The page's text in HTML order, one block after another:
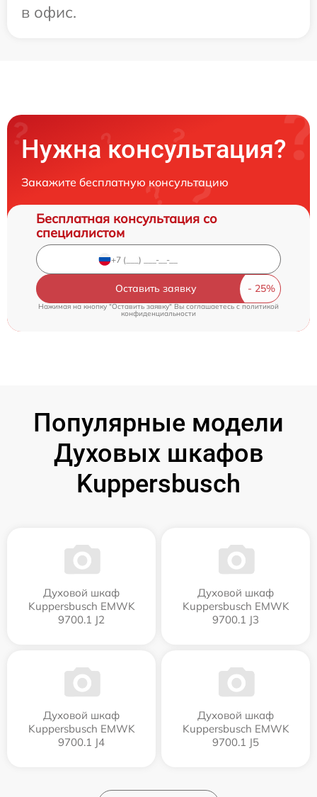
в офис.
Нужна консультация?
Закажите бесплатную консультацию
Бесплатная консультация со
специалистом
Оставить заявку
Нажимая на кнопку "Оставить заявку" Вы соглашаетесь c политикой
конфиденциальности
Популярные модели
Духовых шкафов
Kuppersbusch
Духовой шкаф
Kuppersbusch EMWK
9700.1 J2
Духовой шкаф
Kuppersbusch EMWK
9700.1 J3
Духовой шкаф
Kuppersbusch EMWK
9700.1 J4
Духовой шкаф
Kuppersbusch EMWK
9700.1 J5